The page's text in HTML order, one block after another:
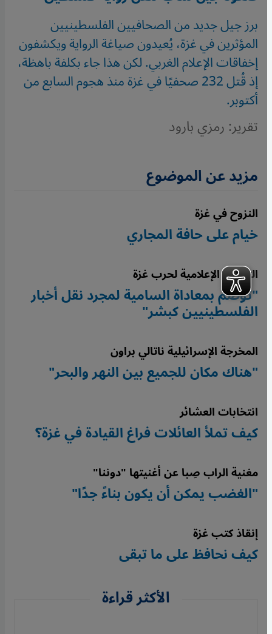
برز جيل جديد من الصحافيين الفلسطينيين
المؤثرين في غزة، يُعيدون صياغة الرواية ويكشفون
إخفاقات الإعلام الغربي. لكن هذا جاء بكلفة باهظة،
إذ قُتل 232 صحفيًا في غزة منذ هجوم السابع من
أكتوبر.
تقرير: رمزي بارود
مزيد عن الموضوع
النزوح في غزة
خيام على حافة المجاري
التغطية الإعلامية لحرب غزة
"تُوصَم بمعاداة السامية لمجرد نقل أخبار
الفلسطينيين كبشر"
المخرجة الإسرائيلية ناتالي براون
"هناك مكان للجميع بين النهر والبحر"
انتخابات العشائر
كيف تملأ العائلات فراغ القيادة في غزة؟
مغنية الراب صِبا عن أغنيتها "دوننا"
"الغضب يمكن أن يكون بناءً جدًا"
إنقاذ كتب غزة
كيف نحافظ على ما تبقى
الأكثر قراءة